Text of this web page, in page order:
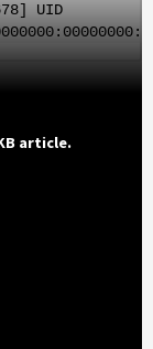
UID
article.